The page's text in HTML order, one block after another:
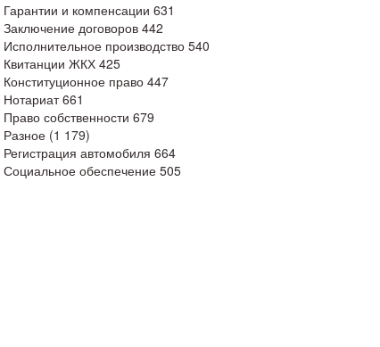
Гарантии и компенсации 631
Заключение договоров 442
Исполнительное производство 540
Квитанции ЖКХ 425
Конституционное право 447
Нотариат661
Право собственности 679
Разное (1 179)
Регистрация автомобиля 664
Социальное обеспечение 505